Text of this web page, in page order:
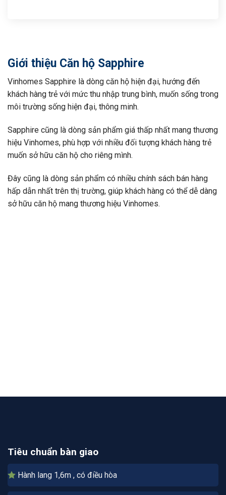
Giới thiệu Căn hộ Sapphire
Vinhomes Sapphire là dòng căn hộ hiện đại, hướng đến
khách hàng trẻ với mức thu nhập trung bình, muốn sống trong
môi trường sống hiện đại, thông minh.
Sapphire cũng là dòng sản phẩm giá thấp nhất mang thương
hiệu Vinhomes, phù hợp với nhiều đối tượng khách hàng trẻ
muốn sở hữu căn hộ cho riêng mình.
Đây cũng là dòng sản phẩm có nhiều chính sách bán hàng
hấp dẫn nhất trên thị trường, giúp khách hàng có thể dễ dàng
sở hữu căn hộ mang thương hiệu Vinhomes.
Tiêu chuẩn bàn giao
Hành lang 1,6m , có điều hòa